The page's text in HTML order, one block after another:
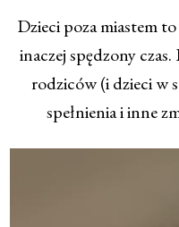
Dzieci poza miastem
inaczej spędzony
rodziców (i dzieci w
spełnienia i inne